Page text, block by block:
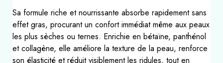
Sa formule riche et nourrissante absorbe rapidement sans
effet gras, procurant un confort immédiat même aux peaux
les plus sèches ou ternes. Enrichie en bétaïne, panthénol
et collagène, elle améliore la texture de la peau, renforce
son élasticité et réduit visiblement les ridules, tout en